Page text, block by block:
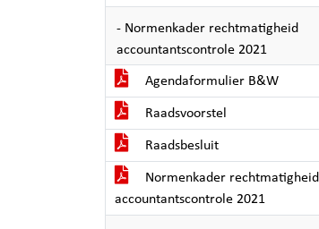
- Normenkader rechtmatigheid
accountantscontrole 2021
Agendaformulier B&W
Raadsvoorstel
Raadsbesluit
Normenkader rechtmatigheid
accountantscontrole 2021